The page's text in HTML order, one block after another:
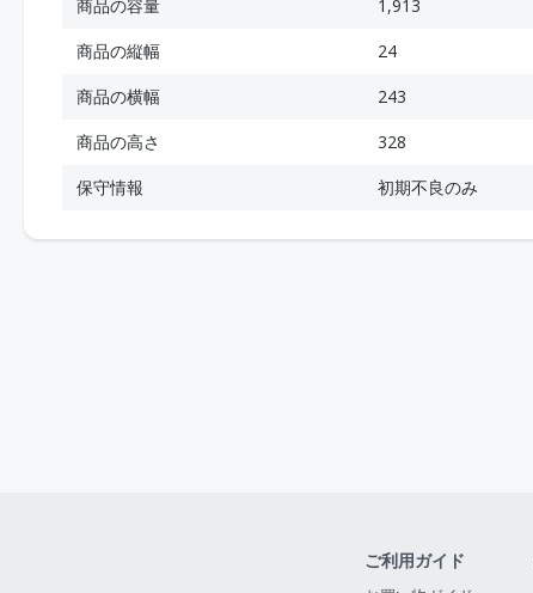
商品の容量
1,913
商品の縦幅
24
商品の横幅
243
商品の高さ
328
保守情報
初期不良のみ
ご利用ガイド